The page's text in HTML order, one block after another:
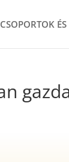
CSOPORTOK